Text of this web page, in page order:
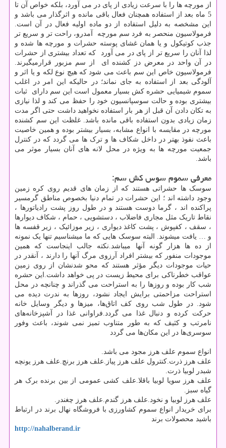
از مورچه ها را با سرعت زیادی از پای در می آورد، بلکه خواص آن تا
5 ماه بعد از استفاده همچنان فعال باقی مانده و اثرگذار می باشد و
این مشخصه به دلیل استفاده از دو ماده اولیه فعال در آن است.
فرمولاسیون منحصر به فرد سم مورچه آمدرو، راحت تر و سریع تر
جذب کوتیکول و یا همان غشای پوسته حشرات و مورچه ها شده و
لذا آنان را سریع تر از پای در می آورد که تعداد بیشتری از حشرات
در آن واحد در معرض دز کشنده ای از سم مزبور قرارمیگیرند.
فرمولاسیون خاص این سم باعث می شود که هیچ نوع لکه و یا اثر و
آلودگی بعد از استفاده به جای نماند؛ در حالیکه این امر در اغلب
سموم شیمیایی حشره کش بسیار معمول است این سم دارای ثبات
بیشتری بوده و حالت سوسپانسیون خود را حفظ می کند و لذا نیازی
به تکان دادن آن قبل از هر بار استفاده نخواهید داشت حتی اگر مدت
زمان زیادی بدون استفاده باقی مانده باشد. غلظت این سم کشنده
مورچه در مقایسه با انواع مشابه، بسیار بیشتر بوده و همین خاصیت
باعث نفوذ بهتر در داخل شکاف ها و ترک ها می گردد که در کنترل
جمعیت مورچه ها به ویژه در محل لانه های آنان بسیار موثر می
باشد.
معرفی سموم سوس کش سم:
سوسک ها حشراتی هستند که از زمان های قدیم روی کره زمین
وجود داشته اند ؛ این حشرات در تمام دنیا بخصوص مناطق گرمسیر
پراکنده اند ، گرما دوست هستند و در طول روز پشت رادیاتورها ،
نقاط تاریک مثل مجاری فاضلاب ، دستشویی ، حمام ، شکاف دیوارها
، سقف ، کفپوش ، پشت کاغذ دیواری ، زیر موزائیک ، زیر قفسه ها
و … یافت میشوند. البته سوسک هایی که ما میشناسیم تنها یک نمونه
از ده ها هزار گونه آنها میباشد.نکته جالب اینجاست که همین
موجودات منفور که بیشتر افراد آرزوی مرگ آنها را دارند ، آنقدر در
حیات موجودات دیگر مؤثر هستند که محو شدنشان از روی زمین
عواقب خطرناکی برای محیط زیست در پی خواهد داشت.این حشره
شب کار بوده و روزها را به استراحت می ‌گذراند و چنانچه در محل
استراحت مزاحمتی برایش ایجاد نشود، روزها به ندرت دیده می
‌شود. در طول شب روی کف اتاق‌ها، میزها و دیگر وسایل خانه
حرکت کرده و دنبال غذا می ‌گردد.فراوانی غذا در آشپزخانه‌های
نامرتب و کثیف که به طور متناوب تمیز نمی ‌شوند، باعث وفور
سوسری‌ها در این مکان‌ها می‌ گردد
انواع سموم علف هرز مجود می باشد.
علف هرز ذرت.کنترول علف هرز پیاز.علف هرز برنچ.علف هرز یونچه
شبدر لوبیا ذرت.
علف هرز سویا لوبیا باقلا.علف کشی عمومی از بین برنده برک هر
گیاه سبز.
علف هرز لوبیا و نخود.علف هرز گندم.علف هرز چغندر.
برای خریدار انواع سموم کشاورزی با فروشگاه نهال برند در ارتباط
باشید محصولات برند
http://nahalberand.ir